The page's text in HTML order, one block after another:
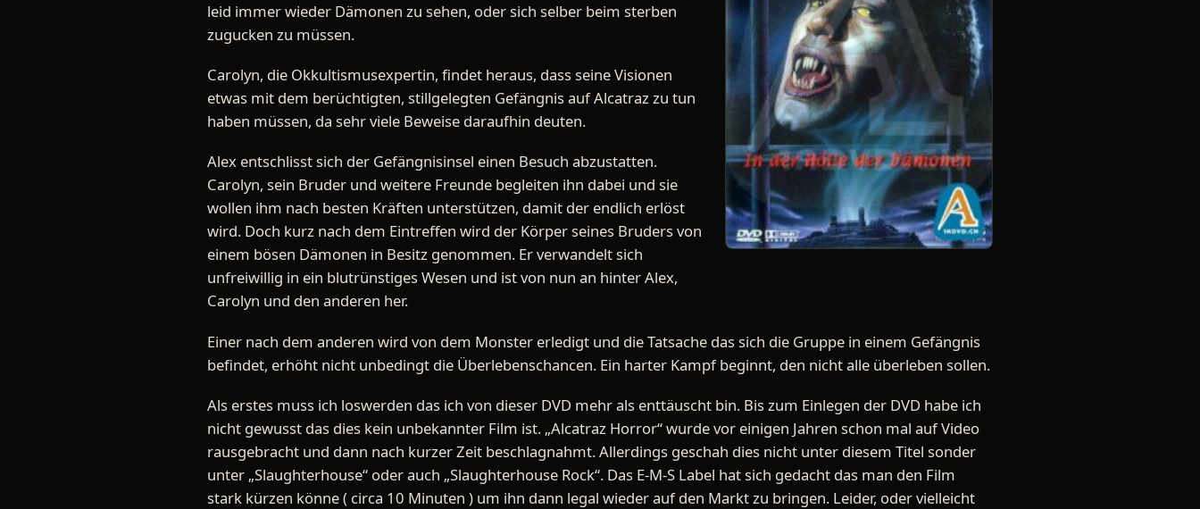
leid immer wieder Dämonen zu sehen, oder sich selber beim sterben
zugucken zu müssen.
Carolyn, die Okkultismusexpertin, findet heraus, dass seine Visionen
etwas mit dem berüchtigten, stillgelegten Gefängnis auf Alcatraz zu tun
haben müssen, da sehr viele Beweise daraufhin deuten.
Alex entschlisst sich der Gefängnisinsel einen Besuch abzustatten.
Carolyn, sein Bruder und weitere Freunde begleiten ihn dabei und sie
wollen ihm nach besten Kräften unterstützen, damit der endlich erlöst
wird. Doch kurz nach dem Eintreffen wird der Körper seines Bruders von
einem bösen Dämonen in Besitz genommen. Er verwandelt sich
unfreiwillig in ein blutrünstiges Wesen und ist von nun an hinter Alex,
Carolyn und den anderen her.
Einer nach dem anderen wird von dem Monster erledigt und die Tatsache das sich die Gruppe in einem Gefängnis
befindet, erhöht nicht unbedingt die Überlebenschancen. Ein harter Kampf beginnt, den nicht alle überleben sollen.
Als erstes muss ich loswerden das ich von dieser DVD mehr als enttäuscht bin. Bis zum Einlegen der DVD habe ich
nicht gewusst das dies kein unbekannter Film ist. „Alcatraz Horror“ wurde vor einigen Jahren schon mal auf Video
rausgebracht und dann nach kurzer Zeit beschlagnahmt. Allerdings geschah dies nicht unter diesem Titel sonder
unter „Slaughterhouse“ oder auch „Slaughterhouse Rock“. Das E-M-S Label hat sich gedacht das man den Film
stark kürzen könne ( circa 10 Minuten ) um ihn dann legal wieder auf den Markt zu bringen. Leider, oder vielleicht